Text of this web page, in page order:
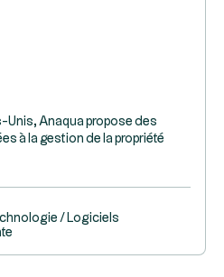
Unis, Anaqua propose des
à la gestion de la propriété
/ Logiciels